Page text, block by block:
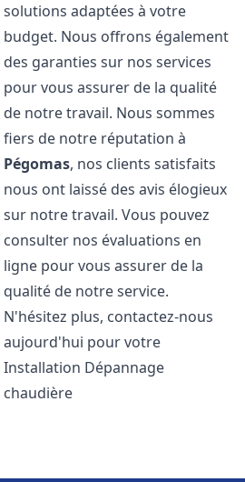
solutions adaptées à votre
budget. Nous offrons également
des garanties sur nos services
pour vous assurer de la qualité
de notre travail. Nous sommes
fiers de notre réputation à
Pégomas, nos clients satisfaits
nous ont laissé des avis élogieux
sur notre travail. Vous pouvez
consulter nos évaluations en
ligne pour vous assurer de la
qualité de notre service.
N'hésitez plus, contactez-nous
aujourd'hui pour votre
Installation Dépannage
chaudière